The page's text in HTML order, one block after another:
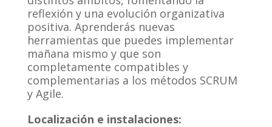
reflexión y una evolución organizativa
positiva. Aprenderás nuevas
herramientas que puedes implementar
mañana mismo y que son
completamente compatibles y
complementarias a los métodos SCRUM
y Agile.
Localización e instalaciones: